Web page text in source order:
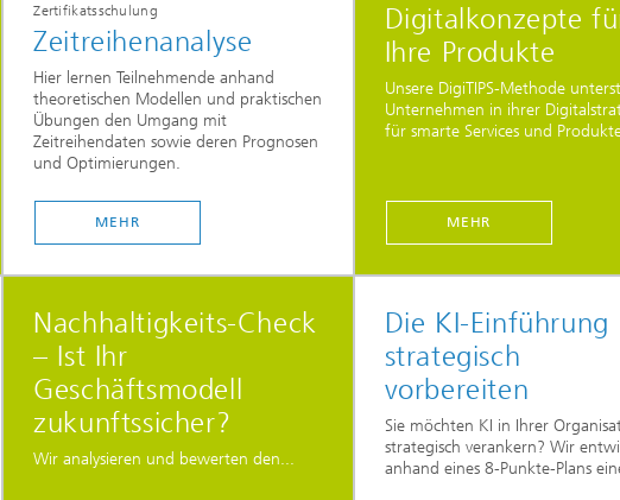
Zertifikatsschulung
Zeitreihenanalyse
Hier lernen Teilnehmende anhand
theoretischen Modellen und praktischen
Übungen den Umgang mit
Zeitreihendaten sowie deren Prognosen
und Optimierungen.
MEHR
Digitalkonzepte
Ihre Produkte
Unsere DigiTIPS-Methode
Unternehmen in ihrer
für smarte Services und
MEHR
Nachhaltigkeits-Check
– Ist Ihr
Geschäftsmodell
zukunftssicher?
Wir analysieren und bewerten den...
Die KI-Einführung
strategisch
vorbereiten
Sie möchten KI in Ihrer
strategisch verankern? Wir
anhand eines 8-Punkte-Plans